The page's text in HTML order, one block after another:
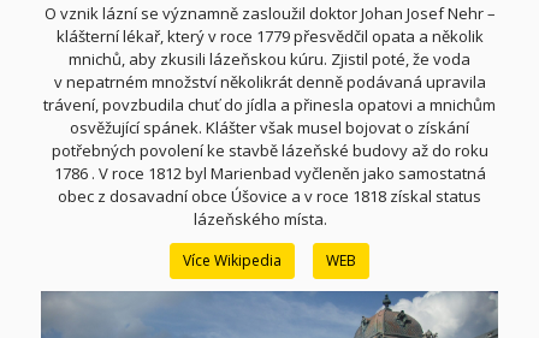
O vznik lázní se významně zasloužil doktor Johan Josef Nehr–
klášterní lékař, který v roce 1779 přesvědčil opata a několik
mnichů, aby zkusili lázeňskou kúru. Zjistil poté, že voda
v nepatrném množství několikrát denně podávaná upravila
trávení, povzbudila chuť do jídla a přinesla opatovi a mnichům
osvěžující spánek. Klášter však musel bojovat o získání
potřebných povolení ke stavbě lázeňské budovy až do roku
1786 . V roce 1812 byl Marienbad vyčleněn jako samostatná
obec z dosavadní obce Úšovice a v roce 1818 získal status
lázeňského místa.
Více Wikipedia WEB